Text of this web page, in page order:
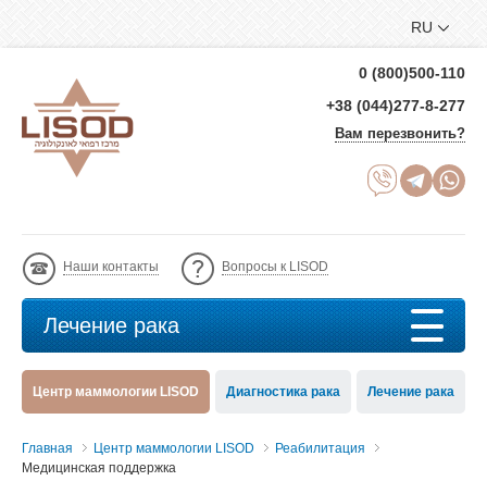
RU
0 (800)500-110
+38 (044)277-8-277
Вам перезвонить?
Наши контакты Вопросы к LISOD
Лечение рака
Центр маммологии LISOD Диагностика рака Лечение рака
Главная Центр маммологии LISOD
Реабилитация
Медицинская поддержка